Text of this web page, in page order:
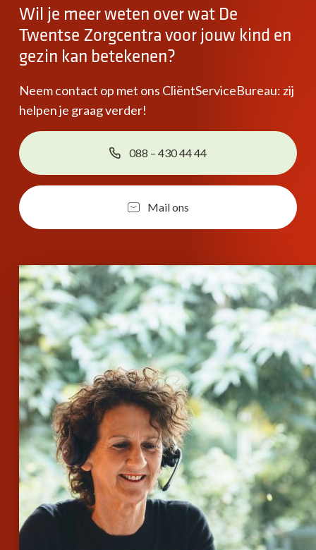
Wil je meer weten over wat De
Twentse Zorgcentra voor jouw kind en
gezin kan betekenen?
Neem contact op met ons CliëntServiceBureau: zij
helpen je graag verder!
088 – 430 44 44
Mail ons